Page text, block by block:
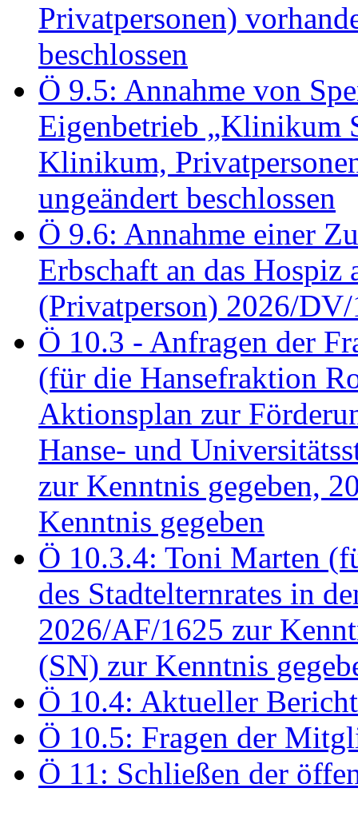
Privatpersonen)
beschlossen
Ö 9.5: Annahme von
Eigenbetrieb „Klinikum
Klinikum,
ungeändert beschlossen
Ö 9.6: Annahme einer
Erbschaft an das
(Privatperson) 2026/DV/
Ö 10.3 - Anfragen der
(für die Hansefraktion
Aktionsplan zur
Hanse- und
zur Kenntnis gegeben,
Kenntnis gegeben
Ö 10.3.4: Toni Marten
des Stadtelternrates in
2026/AF/1625 zur
(SN) zur Kenntnis
Ö 10.4: Aktueller
Ö 10.5: Fragen der
Ö 11: Schließen der